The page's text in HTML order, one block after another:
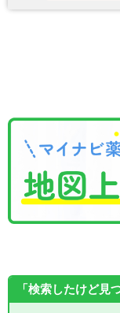
「検索したけど見